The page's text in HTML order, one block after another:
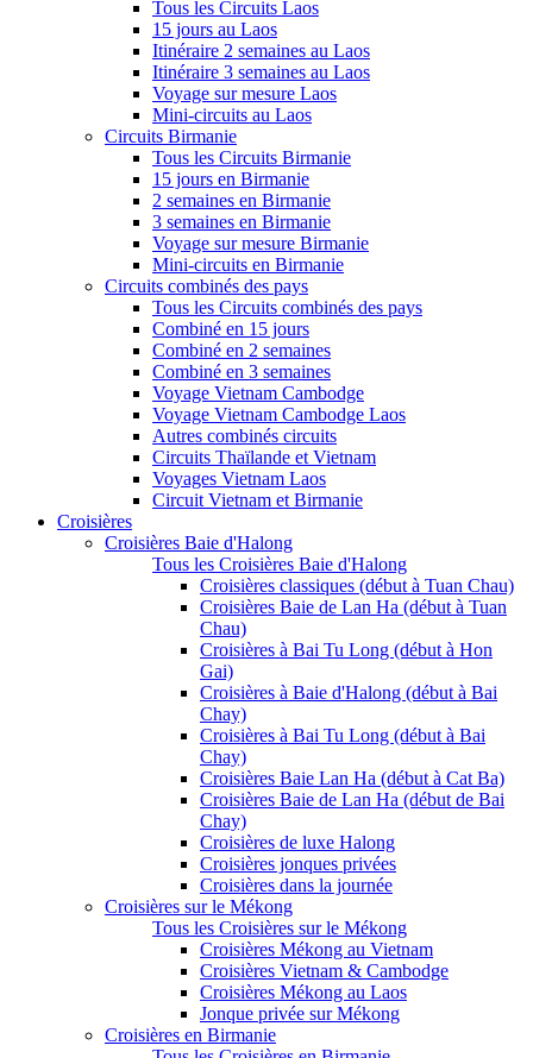
Tous les Circuits Laos
15 jours au Laos
Itinéraire 2 semaines au Laos
Itinéraire 3 semaines au Laos
Voyage sur mesure Laos
Mini-circuits au Laos
Circuits Birmanie
Tous les Circuits Birmanie
15 jours en Birmanie
2 semaines en Birmanie
3 semaines en Birmanie
Voyage sur mesure Birmanie
Mini-circuits en Birmanie
Circuits combinés des pays
Tous les Circuits combinés des pays
Combiné en 15 jours
Combiné en 2 semaines
Combiné en 3 semaines
Voyage Vietnam Cambodge
Voyage Vietnam Cambodge Laos
Autres combinés circuits
Circuits Thaïlande et Vietnam
Voyages Vietnam Laos
Circuit Vietnam et Birmanie
Croisières
Croisières Baie d'Halong
Tous les Croisières Baie d'Halong
Croisières classiques (début à Tuan Chau)
Croisières Baie de Lan Ha (début à Tuan
Chau)
Croisières à Bai Tu Long (début à Hon
Gai)
Croisières à Baie d'Halong (début à Bai
Chay)
Croisières à Bai Tu Long (début à Bai
Chay)
Croisières Baie Lan Ha (début à Cat Ba)
Croisières Baie de Lan Ha (début de Bai
Chay)
Croisières de luxe Halong
Croisières jonques privées
Croisières dans la journée
Croisières sur le Mékong
Tous les Croisières sur le Mékong
Croisières Mékong au Vietnam
Croisières Vietnam & Cambodge
Croisières Mékong au Laos
Jonque privée sur Mékong
Croisières en Birmanie